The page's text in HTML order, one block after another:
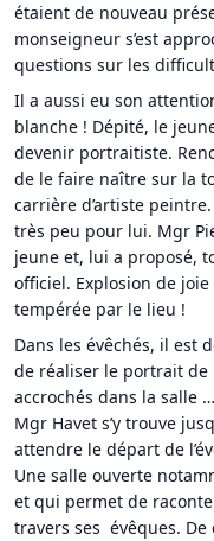
étaient de nouveau
monseigneur s’est
questions sur les
Il a aussi eu son
blanche ! Dépité, le
devenir portraitiste.
de le faire naître sur la
carrière d’artiste
très peu pour lui. Mgr
jeune et, lui a proposé,
officiel. Explosion de
tempérée par le lieu !
Dans les évêchés, il est
de réaliser le portrait de
accrochés dans la salle
Mgr Havet s’y trouve
attendre le départ de
Une salle ouverte
et qui permet de
travers ses évêques.